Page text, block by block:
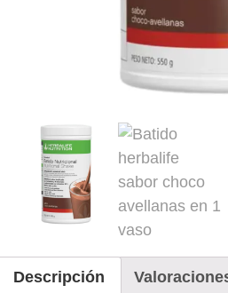
Descripción